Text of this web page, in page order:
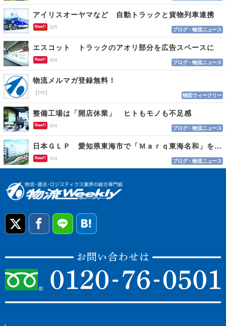
アイリスオーヤマなど 自動トラックと貨物列車連携
New!! 8/5 ブログ・物流ニュース
エスコット トラックのアオリ部分を広告スペースに
New!! 8/4 ブログ・物流ニュース
物流メルマガ登録無料！
【PR】 物流ウィークリー
整備工場は「開店休業」 ヒトもモノも不足感
New!! 8/4 ブログ・物流ニュース
日本ＧＬＰ 愛知県東海市で「Ｍａｒｑ東海名和」を開発
New!! 8/4 ブログ・物流ニュース